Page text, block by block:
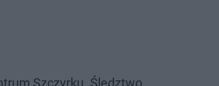
Szczyrku. Śledztwo